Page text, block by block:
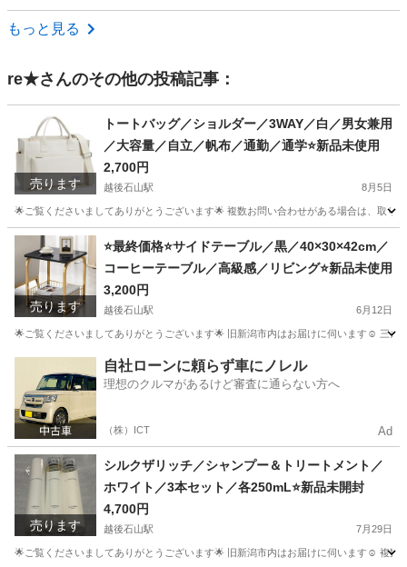
新潟 加茂市
もっと見る
re★さんのその他の投稿記事：
売ります
トートバッグ／ショルダー／3WAY／白／男女兼用
／大容量／自立／帆布／通勤／通学⭐️新品未使用
2,700円
越後石山駅 8月5日
🌟ご覧くださいましてありがとうございます🌟 複数お問い合わせがある場合は、取り
新潟 新潟市 越後石山駅 バッグ
売ります
⭐️最終価格⭐️サイドテーブル／黒／40×30×42cm／
コーヒーテーブル／高級感／リビング⭐️新品未使用
3,200円
越後石山駅 6月12日
🌟ご覧くださいましてありがとうございます🌟 旧新潟市内はお届けに伺います☺️ 三条
越後石山駅 テーブル サイドテーブル
自社ローンに頼らず車にノレル
理想のクルマがあるけど審査に通らない方へ
（株）ICT Ad
売ります
シルクザリッチ／シャンプー＆トリートメント／
ホワイト／3本セット／各250mL⭐️新品未開封
4,700円
越後石山駅 7月29日
🌟ご覧くださいましてありがとうございます🌟 旧新潟市内はお届けに伺います☺️ 複